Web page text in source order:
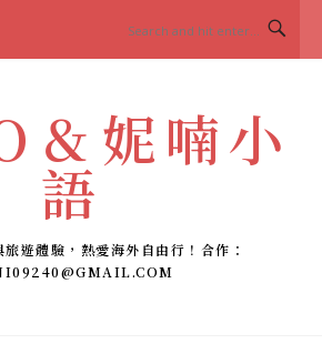
＆妮喃小
語
遊體驗，熱愛海外自由行！合作：